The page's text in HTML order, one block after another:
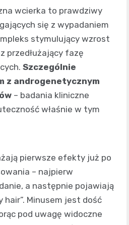
wcierka to prawdziwy
się z wypadaniem
stymulujący wzrost
przedłużający fazę
Szczególnie
z androgenetycznym
– badania kliniczne
właśnie w tym
pierwsze efekty już po
– najpierw
a następnie pojawiają
hair”. Minusem jest dość
pod uwagę widoczne